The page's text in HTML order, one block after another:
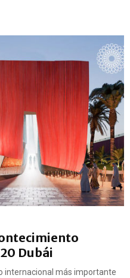
Dubái
internacional más importante